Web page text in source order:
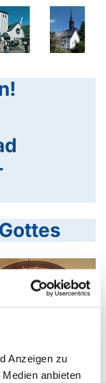
Anzeigen zu
anbieten